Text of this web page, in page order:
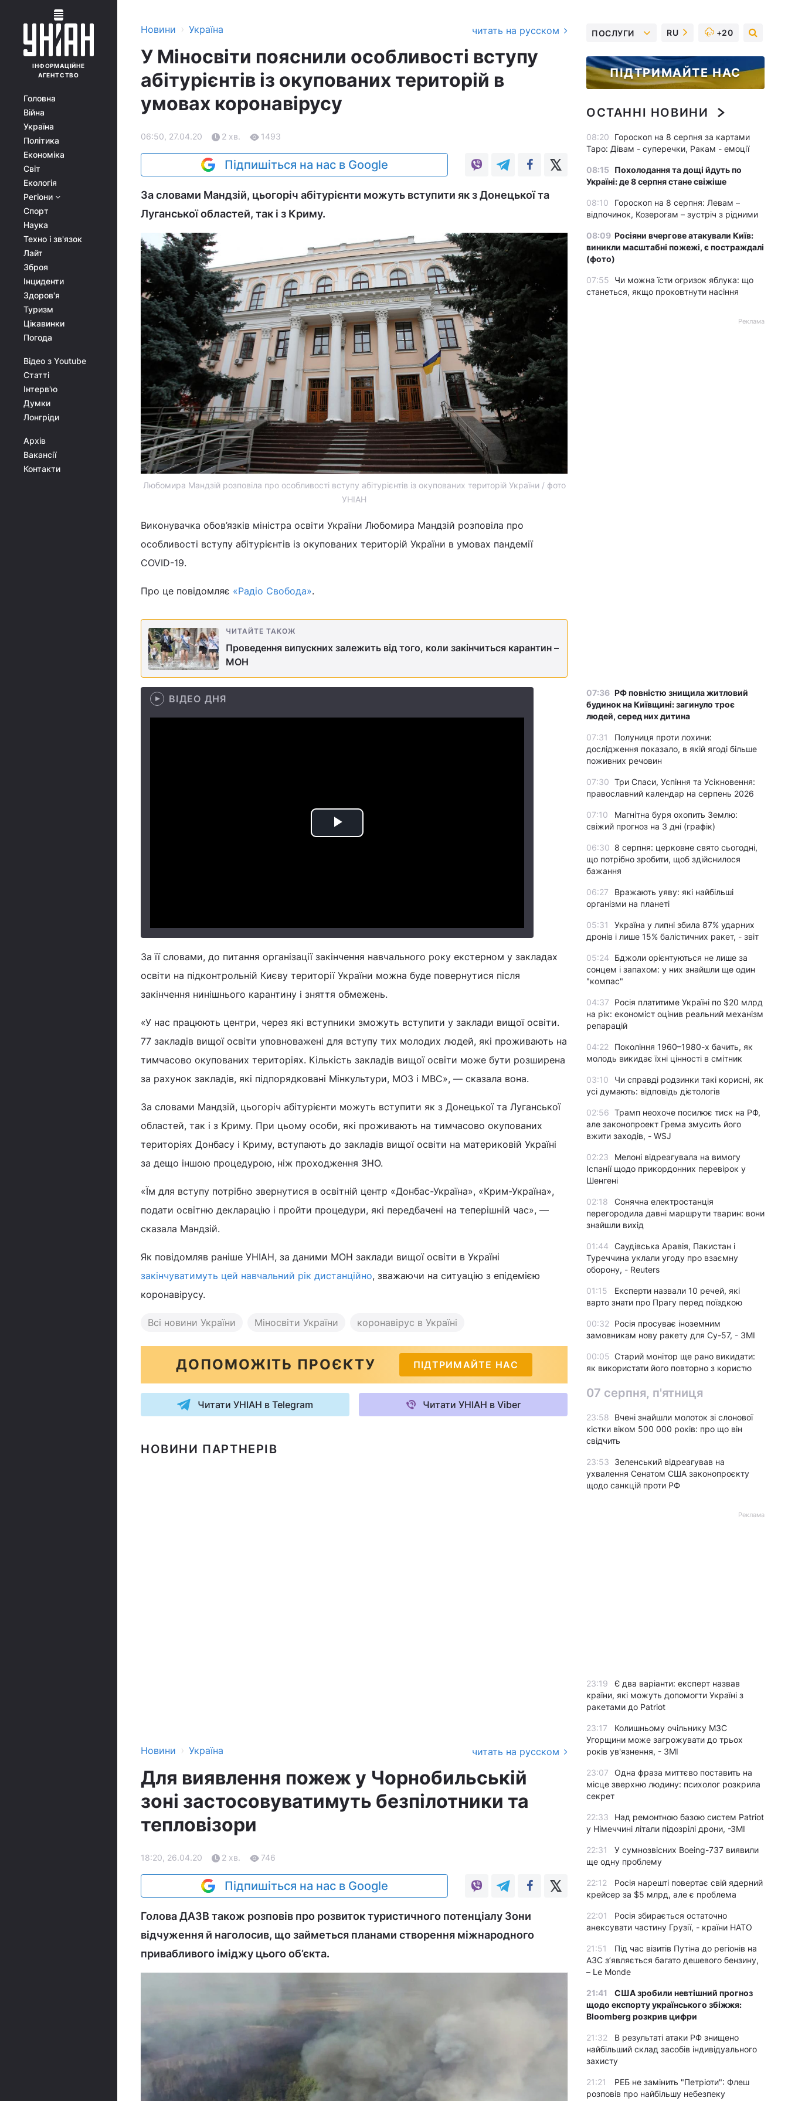
ІНФОРМАЦІЙНЕ
АГЕНТСТВО
Головна
Війна
Україна
Політика
Економіка
Світ
Екологія
Регіони
Спорт
Наука
Техно і зв'язок
Лайт
Зброя
Інциденти
Здоров'я
Туризм
Цікавинки
Погода
Відео з Youtube
Статті
Інтерв'ю
Думки
Лонгріди
Архів
Вакансії
Контакти
Новини › Україна читать на русском
У Міносвіти пояснили особливості вступу
абітурієнтів із окупованих територій в
умовах коронавірусу
06:50, 27.04.20 2 хв. 1493
Підпишіться на нас в Google
За словами Мандзій, цьогоріч абітурієнти можуть вступити як з Донецької та
Луганської областей, так і з Криму.
Любомира Мандзій розповіла про особливості вступу абітурієнтів із окупованих територій України / фото
УНІАН
Виконувачка обов’язків міністра освіти України Любомира Мандзій розповіла про
особливості вступу абітурієнтів із окупованих територій України в умовах пандемії
COVID-19.
Про це повідомляє «Радіо Свобода».
ЧИТАЙТЕ ТАКОЖ
Проведення випускних залежить від того, коли закінчиться карантин –
МОН
ВІДЕО ДНЯ
Play
За її словами, до питання організації закінчення навчального року екстерном у закладах
освіти на підконтрольній Києву території України можна буде повернутися після
закінчення нинішнього карантину і зняття обмежень.
«У нас працюють центри, через які вступники зможуть вступити у заклади вищої освіти.
77 закладів вищої освіти уповноважені для вступу тих молодих людей, які проживають на
тимчасово окупованих територіях. Кількість закладів вищої освіти може бути розширена
за рахунок закладів, які підпорядковані Мінкультури, МОЗ і МВС», — сказала вона.
За словами Мандзій, цьогоріч абітурієнти можуть вступити як з Донецької та Луганської
областей, так і з Криму. При цьому особи, які проживають на тимчасово окупованих
територіях Донбасу і Криму, вступають до закладів вищої освіти на материковій Україні
за дещо іншою процедурою, ніж проходження ЗНО.
«Їм для вступу потрібно звернутися в освітній центр «Донбас-Україна», «Крим-Україна»,
подати освітню декларацію і пройти процедури, які передбачені на теперішній час», —
сказала Мандзій.
Як повідомляв раніше УНІАН, за даними МОН заклади вищої освіти в Україні
закінчуватимуть цей навчальний рік дистанційно, зважаючи на ситуацію з епідемією
коронавірусу.
Всі новини України Міносвіти України коронавірус в Україні
ДОПОМОЖІТЬ ПРОЄКТУ ПІДТРИМАЙТЕ НАС
Читати УНІАН в Telegram Читати УНІАН в Viber
НОВИНИ ПАРТНЕРІВ
Новини › Україна читать на русском
Для виявлення пожеж у Чорнобильській
зоні застосовуватимуть безпілотники та
тепловізори
18:20, 26.04.20 2 хв. 746
Підпишіться на нас в Google
Голова ДАЗВ також розповів про розвиток туристичного потенціалу Зони
відчуження й наголосив, що займеться планами створення міжнародного
привабливого іміджу цього об’єкта.
ПОСЛУГИ RU +20
ПІДТРИМАЙТЕ НАС
ОСТАННІ НОВИНИ
08:20
Гороскоп на 8 серпня за картами
Таро: Дівам - суперечки, Ракам - емоції
08:15 Похолодання та дощі йдуть по
Україні: де 8 серпня стане свіжіше
08:10
Гороскоп на 8 серпня: Левам –
відпочинок, Козерогам – зустріч з рідними
08:09 Росіяни вчергове атакували Київ:
виникли масштабні пожежі, є постраждалі
(фото)
07:55
Чи можна їсти огризок яблука: що
станеться, якщо проковтнути насіння
Реклама
07:36 РФ повністю знищила житловий
будинок на Київщині: загинуло троє
людей, серед них дитина
07:31
Полуниця проти лохини:
дослідження показало, в якій ягоді більше
поживних речовин
07:30 Три Спаси, Успіння та Усікновення:
православний календар на серпень 2026
07:10
Магнітна буря охопить Землю:
свіжий прогноз на 3 дні (графік)
06:30 8 серпня: церковне свято сьогодні,
що потрібно зробити, щоб здійснилося
бажання
06:27
Вражають уяву: які найбільші
організми на планеті
05:31
Україна у липні збила 87% ударних
дронів і лише 15% балістичних ракет, - звіт
05:24
Бджоли орієнтуються не лише за
сонцем і запахом: у них знайшли ще один
"компас"
04:37
Росія платитиме Україні по $20 млрд
на рік: економіст оцінив реальний механізм
репарацій
04:22
Покоління 1960–1980-х бачить, як
молодь викидає їхні цінності в смітник
03:10
Чи справді родзинки такі корисні, як
усі думають: відповідь дієтологів
02:56 Трамп неохоче посилює тиск на РФ,
але законопроект Грема змусить його
вжити заходів, - WSJ
02:23
Мелоні відреагувала на вимогу
Іспанії щодо прикордонних перевірок у
Шенгені
02:18
Сонячна електростанція
перегородила давні маршрути тварин: вони
знайшли вихід
01:44
Саудівська Аравія, Пакистан і
Туреччина уклали угоду про взаємну
оборону, - Reuters
01:15
Експерти назвали 10 речей, які
варто знати про Прагу перед поїздкою
00:32
Росія просуває іноземним
замовникам нову ракету для Су-57, - ЗМІ
00:05 Старий монітор ще рано викидати:
як використати його повторно з користю
07 серпня, п'ятниця
23:58
Вчені знайшли молоток зі слонової
кістки віком 500 000 років: про що він
свідчить
23:53
Зеленський відреагував на
ухвалення Сенатом США законопроєкту
щодо санкцій проти РФ
Реклама
23:19
Є два варіанти: експерт назвав
країни, які можуть допомогти Україні з
ракетами до Patriot
23:17
Колишньому очільнику МЗС
Угорщини може загрожувати до трьох
років ув'язнення, - ЗМІ
23:07
Одна фраза миттєво поставить на
місце зверхню людину: психолог розкрила
секрет
22:33
Над ремонтною базою систем Patriot
у Німеччині літали підозрілі дрони, -ЗМІ
22:31
У сумнозвісних Boeing-737 виявили
ще одну проблему
22:12
Росія нарешті повертає свій ядерний
крейсер за $5 млрд, але є проблема
22:01
Росія збирається остаточно
анексувати частину Грузії, - країни НАТО
21:51
Під час візитів Путіна до регіонів на
АЗС з’являється багато дешевого бензину,
– Le Monde
21:41
США зробили невтішний прогноз
щодо експорту українського збіжжя:
Bloomberg розкрив цифри
21:32
В результаті атаки РФ знищено
найбільший склад засобів індивідуального
захисту
21:21
РЕБ не замінить "Петріоти": Флеш
розповів про найбільшу небезпеку